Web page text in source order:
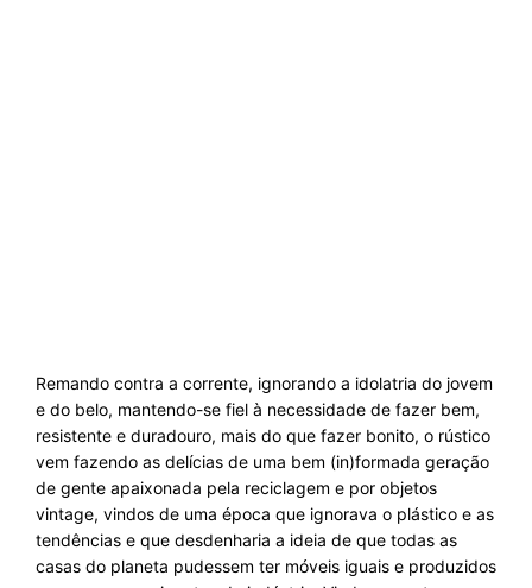
Remando contra a corrente, ignorando a idolatria do jovem
e do belo, mantendo-se fiel à necessidade de fazer bem,
resistente e duradouro, mais do que fazer bonito, o rústico
vem fazendo as delícias de uma bem (in)formada geração
de gente apaixonada pela reciclagem e por objetos
vintage, vindos de uma época que ignorava o plástico e as
tendências e que desdenharia a ideia de que todas as
casas do planeta pudessem ter móveis iguais e produzidos